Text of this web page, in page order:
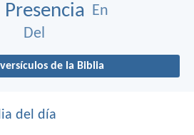
Presencia En
Del
de la Biblia
del día